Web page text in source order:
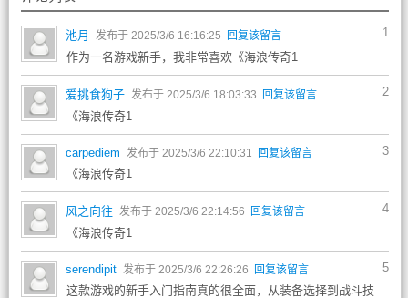
1
池月 发布于 2025/3/6 16:16:25 回复该留言
作为一名游戏新手，我非常喜欢《海浪传奇1
2
爱挑食狗子 发布于 2025/3/6 18:03:33 回复该留言
《海浪传奇1
3
carpediem 发布于 2025/3/6 22:10:31 回复该留言
《海浪传奇1
4
风之向往 发布于 2025/3/6 22:14:56 回复该留言
《海浪传奇1
5
serendipit 发布于 2025/3/6 22:26:26 回复该留言
这款游戏的新手入门指南真的很全面，从装备选择到战斗技